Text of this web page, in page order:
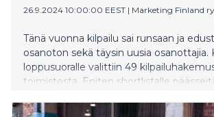
26.9.2024 10:00:00 EEST | Marketing Finland ry
Tänä vuonna kilpailu sai runsaan ja
osanoton sekä täysin uusia osanottajia.
loppusuoralle valittiin 49
toimistosta. Eniten shortlistalle
(7), TBWA\Helsinki (6) ja Netprofile (5).